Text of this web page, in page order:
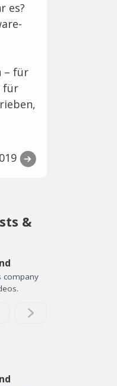
es?
– für
für
&
company